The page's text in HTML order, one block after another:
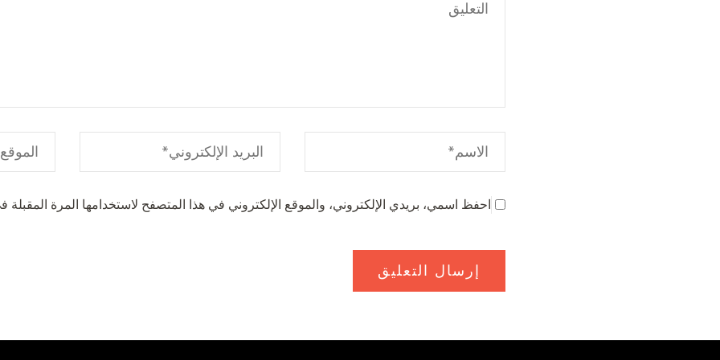
احفظ اسمي، بريدي الإلكتروني، والموقع الإلكتروني في هذا المتصفح لاستخدامها المرة المقبلة